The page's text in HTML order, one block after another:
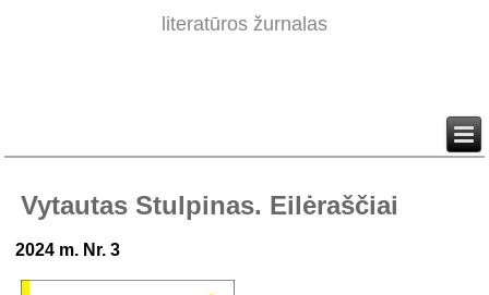
literatūros žurnalas
Vytautas Stulpinas. Eilėraščiai
2024 m. Nr. 3